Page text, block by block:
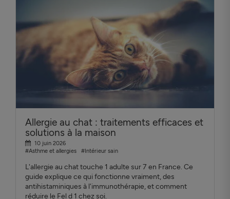
Allergie au chat : traitements efficaces et
solutions à la maison
10 juin 2026
#Asthme et allergies
#Intérieur sain
L'allergie au chat touche 1 adulte sur 7 en France. Ce
guide explique ce qui fonctionne vraiment, des
antihistaminiques à l'immunothérapie, et comment
réduire le Fel d 1 chez soi.